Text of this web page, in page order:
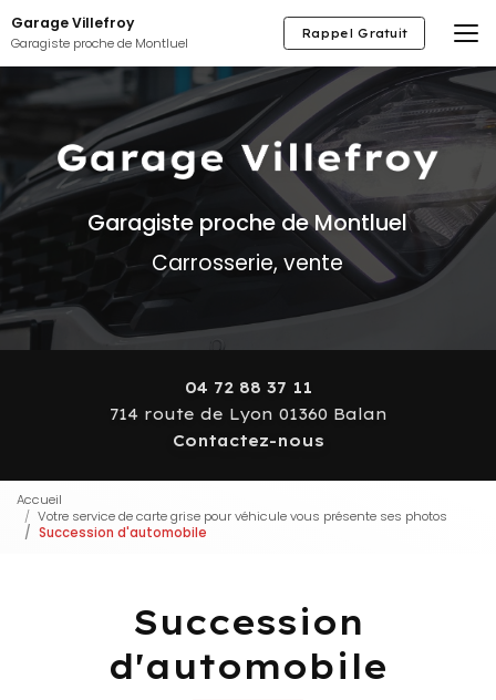
au
contenu
principal
Garage Villefroy
Garagiste proche de Montluel
Rappel Gratuit
Garagiste proche de Montluel
Carrosserie, vente
04 72 88 37 11
714 route de Lyon 01360 Balan
Contactez-nous
Accueil
Votre service de carte grise pour véhicule vous présente ses photos
Succession d'automobile
Succession
d'automobile